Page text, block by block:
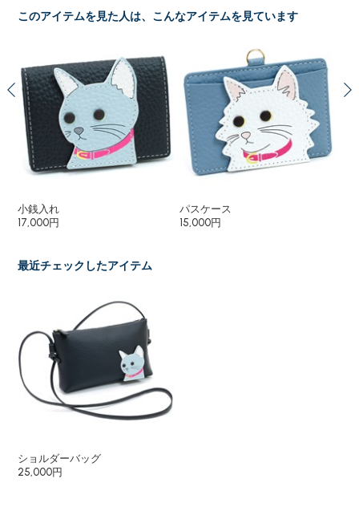
このアイテムを見た人は、こんなアイテムを見ています
小銭入れ
17,000円
パスケース
15,000円
最近チェックしたアイテム
ショルダーバッグ
25,000円